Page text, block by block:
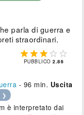
parla di guerra e
straordinari.
    
PUBBLICO2.86
- 96 min. Uscita
❯
è interpretato dai